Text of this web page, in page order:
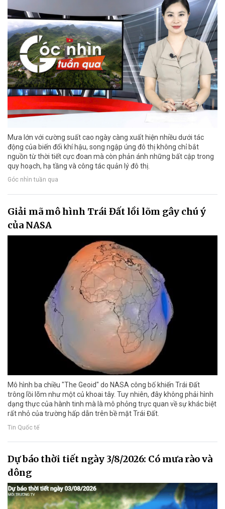
Mưa lớn với cường suất cao ngày càng xuất hiện nhiều dưới tác
động của biến đổi khí hậu, song ngập úng đô thị không chỉ bắt
nguồn từ thời tiết cực đoan mà còn phản ánh những bất cập trong
quy hoạch, hạ tầng và công tác quản lý đô thị.
Góc nhìn tuần qua
Giải mã mô hình Trái Đất lồi lõm gây chú ý
của NASA
Mô hình ba chiều "The Geoid" do NASA công bố khiến Trái Đất
trông lồi lõm như một củ khoai tây. Tuy nhiên, đây không phải hình
dạng thực của hành tinh mà là mô phỏng trực quan về sự khác biệt
rất nhỏ của trường hấp dẫn trên bề mặt Trái Đất.
Tin Quốc tế
Dự báo thời tiết ngày 3/8/2026: Có mưa rào và
dông